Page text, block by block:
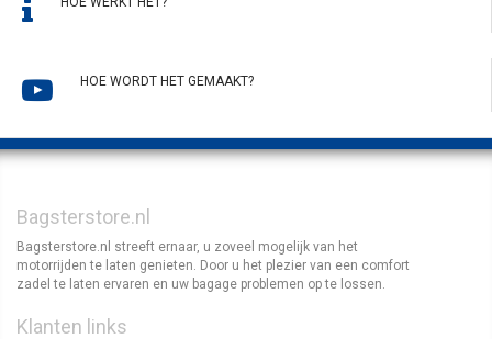
HOE WORDT HET GEMAAKT?
Bagsterstore.nl
Bagsterstore.nl streeft ernaar, u zoveel mogelijk van het
motorrijden te laten genieten. Door u het plezier van een comfort
zadel te laten ervaren en uw bagage problemen op te lossen.
Klanten links